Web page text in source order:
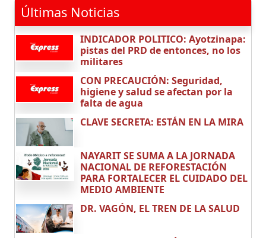
Últimas Noticias
INDICADOR POLITICO: Ayotzinapa:
pistas del PRD de entonces, no los
militares
CON PRECAUCIÓN: Seguridad,
higiene y salud se afectan por la
falta de agua
CLAVE SECRETA: ESTÁN EN LA MIRA
NAYARIT SE SUMA A LA JORNADA
NACIONAL DE REFORESTACIÓN
PARA FORTALECER EL CUIDADO DEL
MEDIO AMBIENTE
DR. VAGÓN, EL TREN DE LA SALUD